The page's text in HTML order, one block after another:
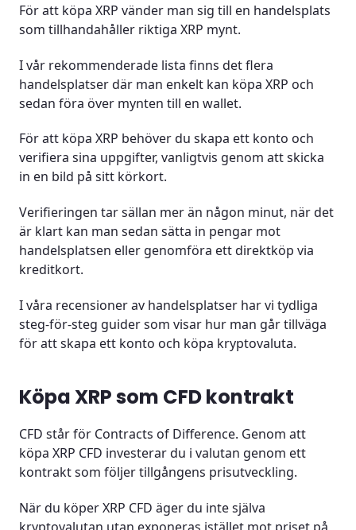
För att köpa XRP vänder man sig till en handelsplats
som tillhandahåller riktiga XRP mynt.
I vår rekommenderade lista finns det flera
handelsplatser där man enkelt kan köpa XRP och
sedan föra över mynten till en wallet.
För att köpa XRP behöver du skapa ett konto och
verifiera sina uppgifter, vanligtvis genom att skicka
in en bild på sitt körkort.
Verifieringen tar sällan mer än någon minut, när det
är klart kan man sedan sätta in pengar mot
handelsplatsen eller genomföra ett direktköp via
kreditkort.
I våra recensioner av handelsplatser har vi tydliga
steg-för-steg guider som visar hur man går tillväga
för att skapa ett konto och köpa kryptovaluta.
Köpa XRP som CFD kontrakt
CFD står för Contracts of Difference. Genom att
köpa XRP CFD investerar du i valutan genom ett
kontrakt som följer tillgångens prisutveckling.
När du köper XRP CFD äger du inte själva